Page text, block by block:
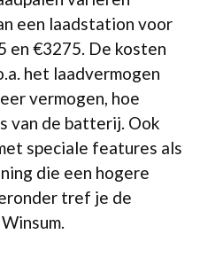
een laadstation voor
en €3275. De kosten
het laadvermogen
vermogen, hoe
van de batterij. Ook
speciale features als
die een hogere
tref je de